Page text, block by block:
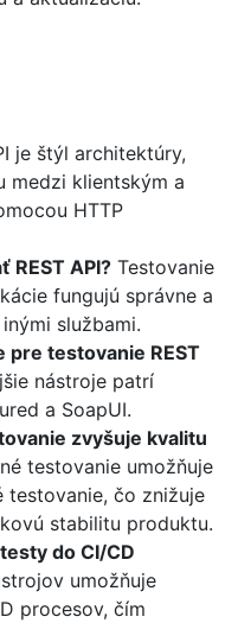
je štýl architektúry,
medzi klientským a
HTTP
REST API? Testovanie
fungujú správne a
službami.
pre testovanie REST
nástroje patrí
a SoapUI.
zvyšuje kvalitu
testovanie umožňuje
testovanie, čo znižuje
stabilitu produktu.
do CI/CD
umožňuje
procesov, čím